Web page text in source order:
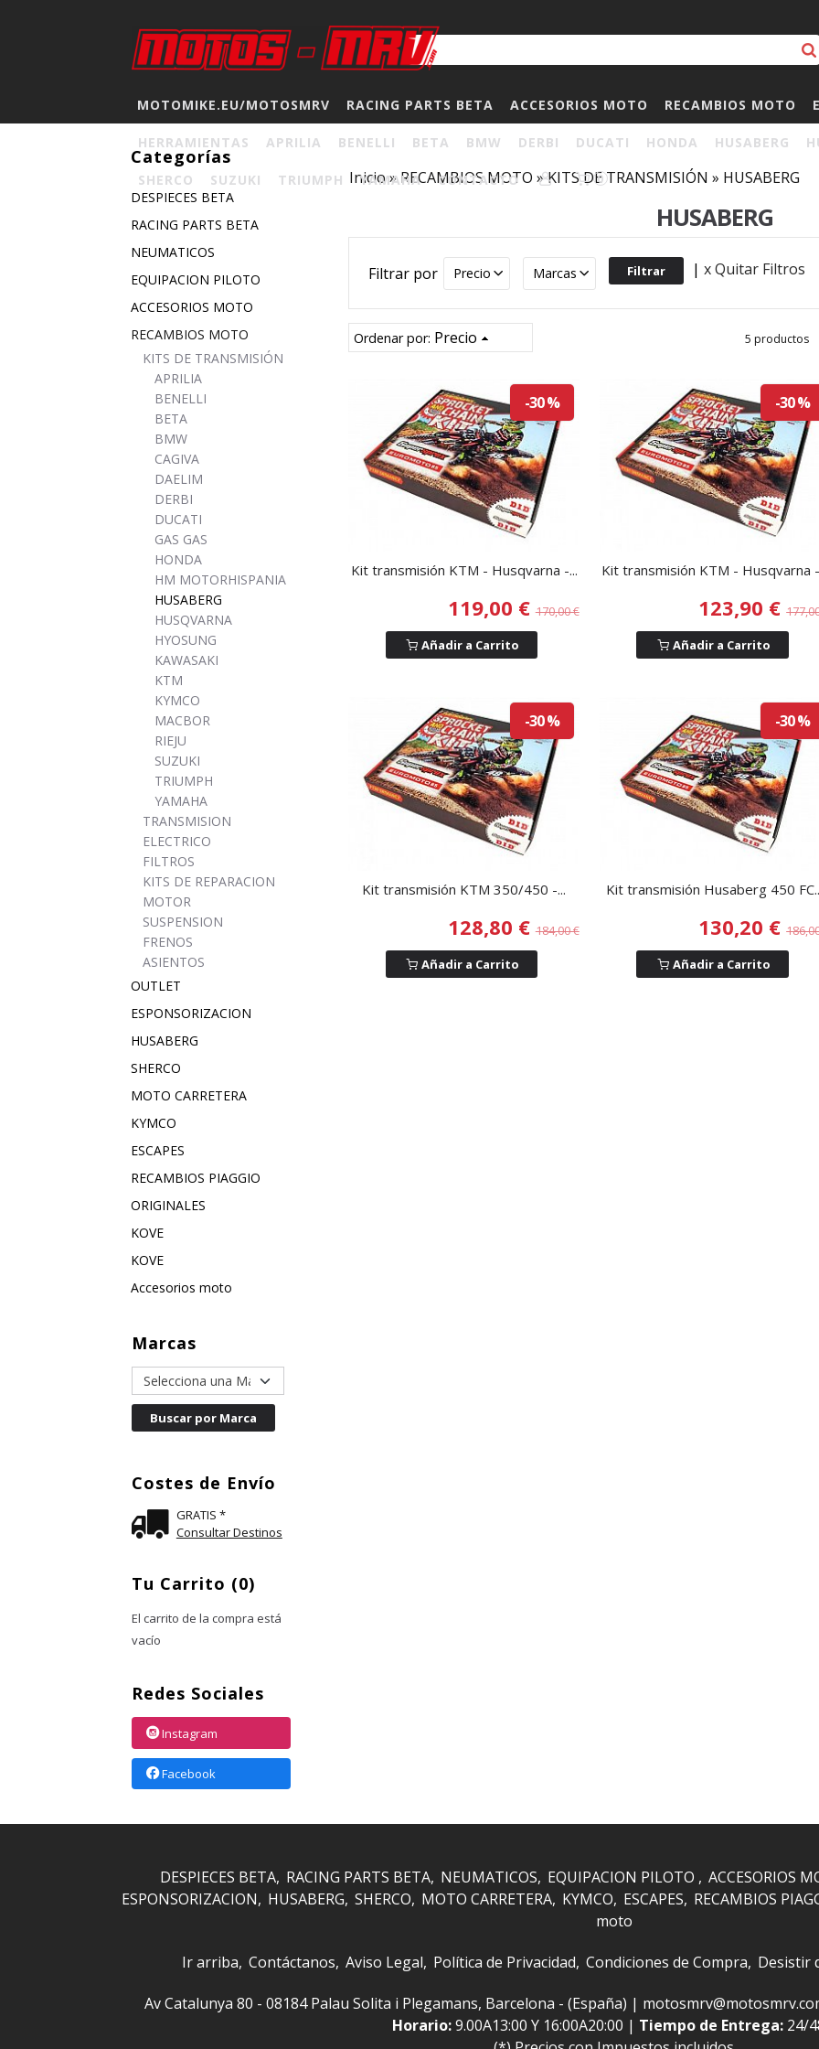
MOTOMIKE.EU/MOTOSMRV RACING PARTS BETA ACCESORIOS MOTO RECAMBIOS MOTO
HERRAMIENTAS APRILIA BENELLI BETA BMW DERBI DUCATI HONDA HUSABERG
SHERCO SUZUKI TRIUMPH YAMAHA CONTACTO 0
Categorías
DESPIECES BETA
RACING PARTS BETA
NEUMATICOS
EQUIPACION PILOTO
ACCESORIOS MOTO
RECAMBIOS MOTO
KITS DE TRANSMISIÓN
APRILIA
BENELLI
BETA
BMW
CAGIVA
DAELIM
DERBI
DUCATI
GAS GAS
HONDA
HM MOTORHISPANIA
HUSABERG
HUSQVARNA
HYOSUNG
KAWASAKI
KTM
KYMCO
MACBOR
RIEJU
SUZUKI
TRIUMPH
YAMAHA
TRANSMISION
ELECTRICO
FILTROS
KITS DE REPARACION
MOTOR
SUSPENSION
FRENOS
ASIENTOS
OUTLET
ESPONSORIZACION
HUSABERG
SHERCO
MOTO CARRETERA
KYMCO
ESCAPES
RECAMBIOS PIAGGIO
ORIGINALES
KOVE
KOVE
Accesorios moto
Marcas
Costes de Envío
GRATIS *
Consultar Destinos
Tu Carrito (0)
El carrito de la compra está
vacío
Redes Sociales
Instagram
Facebook
Inicio»RECAMBIOS MOTO »KITS DE TRANSMISIÓN » HUSABERG
HUSABERG
Filtrar por Precio Marcas | x Quitar Filtros
Ordenar por: Precio 5 productos
-30 %
Kit transmisión KTM - Husqvarna -...
119,00 €170,00 €
Añadir a Carrito
-30 %
Kit transmisión KTM - Husqvarna -
123,90 €
Añadir a Carrito
-30 %
Kit transmisión KTM 350/450 -...
128,80 €184,00 €
Añadir a Carrito
-30 %
Kit transmisión Husaberg 450
130,20 €
Añadir a Carrito
DESPIECES BETA RACING PARTS BETA NEUMATICOS EQUIPACION PILOTO ACCESORIOS
ESPONSORIZACION
HUSABERG SHERCO MOTO CARRETERA KYMCO ESCAPES RECAMBIOS
moto
Ir arriba Contáctanos Aviso Legal Política de Privacidad Condiciones de Compra Desistir
Av Catalunya 80 - 08184 Palau Solita i Plegamans, Barcelona - (España) |
Horario:9.00A13:00 Y 16:00A20:00 | Tiempo de Entrega: 24/